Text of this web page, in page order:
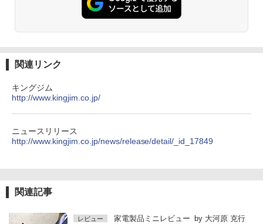
関連リンク
キングジム
http://www.kingjim.co.jp/
ニュースリリース
http://www.kingjim.co.jp/news/release/detail/_id_17849
関連記事
レビュー 家電製品ミニレビュー by 大河原 克行